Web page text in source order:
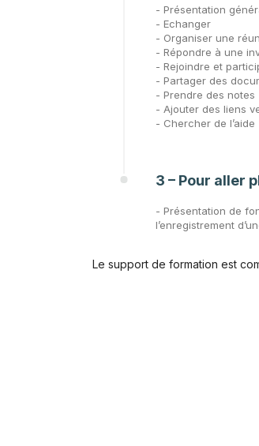
- Présentation
- Echanger
- Organiser une
- Répondre à une
- Rejoindre et
- Partager des
- Prendre des notes
- Ajouter des liens
- Chercher de l’aide
3 – Pour aller
- Présentation de
l’enregistrement
Le support de formation est